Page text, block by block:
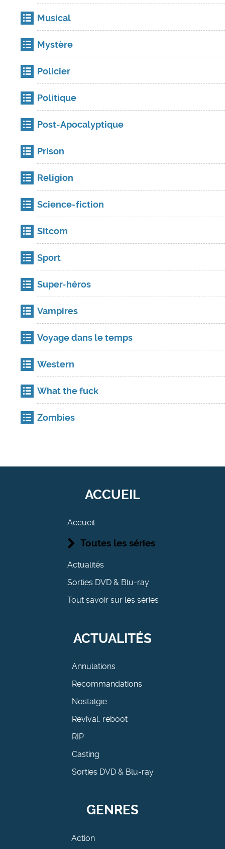
Musical
Mystère
Policier
Politique
Post-Apocalyptique
Prison
Religion
Science-fiction
Sitcom
Sport
Super-héros
Vampires
Voyage dans le temps
Western
What the fuck
Zombies
ACCUEIL
Accueil
Toutes les séries
Actualités
Sorties DVD & Blu-ray
Tout savoir sur les séries
ACTUALITÉS
Annulations
Recommandations
Nostalgie
Revival, reboot
RIP
Casting
Sorties DVD & Blu-ray
GENRES
Action